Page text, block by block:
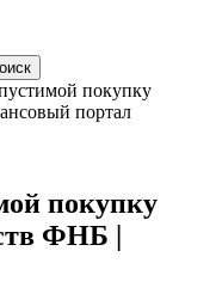
покупку
портал
покупку
ФНБ |